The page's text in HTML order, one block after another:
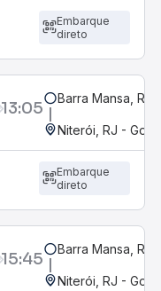
Embarque
direto
13:05 Barra Mansa, RJ
Niterói, RJ -
Embarque
direto
15:45 Barra Mansa, RJ
Niterói, RJ -